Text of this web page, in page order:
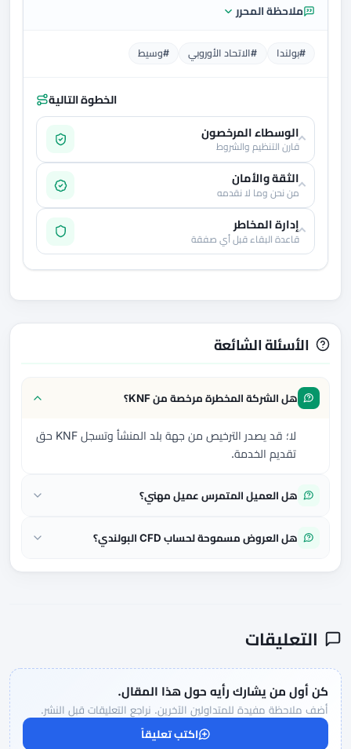
ملاحظة المحرر
#بولندا #الاتحاد الأوروبي #وسيط
الخطوة التالية
الوسطاء المرخصون
قارن التنظيم والشروط
الثقة والأمان
من نحن وما لا نقدمه
إدارة المخاطر
قاعدة البقاء قبل أي صفقة
الأسئلة الشائعة
هل الشركة المخطرة مرخصة من KNF؟
لا؛ قد يصدر الترخيص من جهة بلد المنشأ وتسجل KNF حق
تقديم الخدمة.
هل العميل المتمرس عميل مهني؟
هل العروض مسموحة لحساب CFD البولندي؟
التعليقات
كن أول من يشارك رأيه حول هذا المقال.
أضف ملاحظة مفيدة للمتداولين الآخرين. نراجع التعليقات قبل النشر.
اكتب تعليقاً